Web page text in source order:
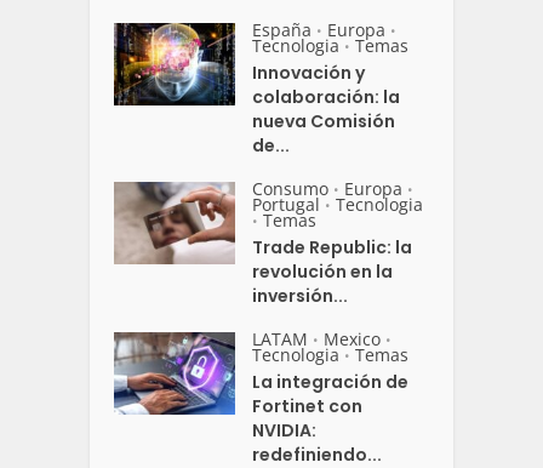
España • Europa •
Tecnologia • Temas
Innovación y
colaboración: la
nueva Comisión
de...
Consumo • Europa •
Portugal • Tecnologia
• Temas
Trade Republic: la
revolución en la
inversión...
LATAM • Mexico •
Tecnologia • Temas
La integración de
Fortinet con
NVIDIA:
redefiniendo...